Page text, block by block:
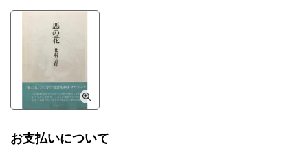
お支払いについて